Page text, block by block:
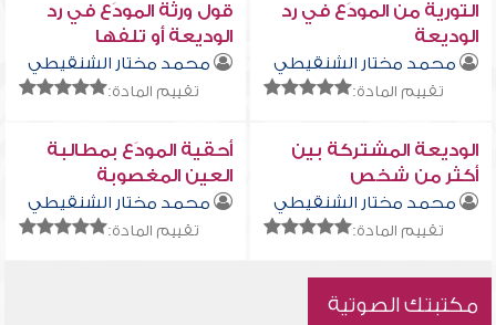
التورية من المودَع في رد
الوديعة
محمد مختار الشنقيطي
تقييم المادة:
قول ورثة المودَع في رد
الوديعة أو تلفها
محمد مختار الشنقيطي
تقييم المادة:
الوديعة المشتركة بين
أكثر من شخص
محمد مختار الشنقيطي
تقييم المادة:
أحقية المودَع بمطالبة
العين المغصوبة
محمد مختار الشنقيطي
تقييم المادة:
مكتبتك الصوتية